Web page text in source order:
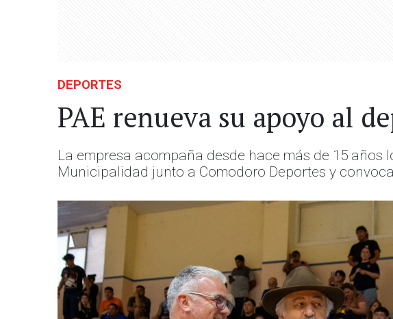
DEPORTES
PAE renueva su apoyo al
La empresa acompaña desde hace más de 15
Municipalidad junto a Comodoro Deportes y